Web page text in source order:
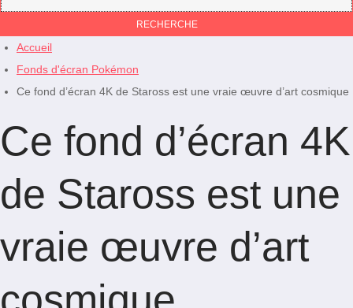
Accueil
Fonds d'écran Pokémon
Ce fond d’écran 4K de Staross est une vraie œuvre d’art cosmique
Ce fond d’écran 4K
de Staross est une
vraie œuvre d’art